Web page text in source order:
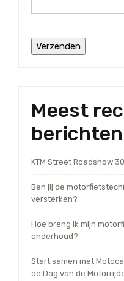
Meest
berichten
KTM Street Roadshow
Ben jij de
versterken?
Hoe breng ik mijn
onderhoud?
Start samen met
de Dag van de